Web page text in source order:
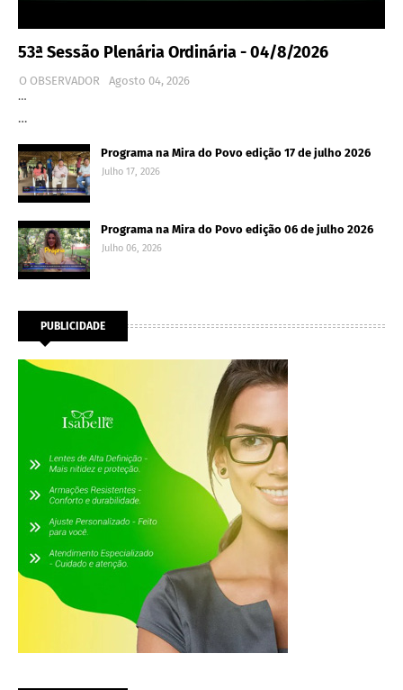
53ª Sessão Plenária Ordinária - 04/8/2026
O OBSERVADOR
Agosto 04, 2026
…
…
Programa na Mira do Povo edição 17 de julho 2026
Julho 17, 2026
Programa na Mira do Povo edição 06 de julho 2026
Julho 06, 2026
PUBLICIDADE